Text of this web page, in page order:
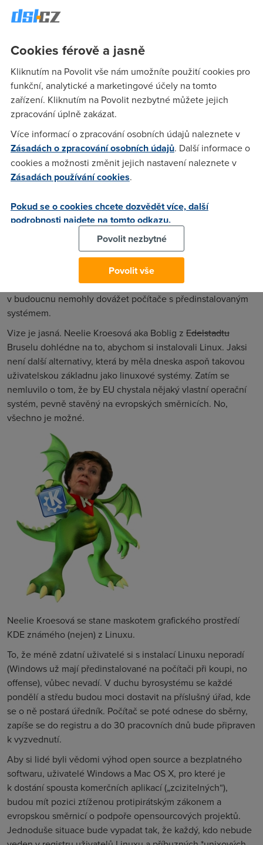
"Plochou stíranou stírači čelního skla" se rozumí plocha
Směrnice Evropského parlamentu a Rady 2008/2/ES ze
dne 15. ledna 2008 o poli výhledu a stíračích čelních skel
kolových zemědělských a lesnických traktorů
(kodifikované znění) Text s významem pro EHP]
Připomnělo mi to jednu větu z lineární algebry o sčítání
souborů podprostorů vektorového prostoru. Ale ta měla
alespoň smysl. (Součtem souboru podprostorů vektorového
prostoru rozumíme lineární obal množinového sjednocení
podprostorů tohoto souboru, kdyby se vás tedy někdo ptal.)
Když v září loňského roku eurokomisařka Neelie Kroesová
prohlásila, že Evropská komise se bude snažit snížit podíl
Windows na trhu operačních systémů, neřekla
pouze, že „nejde prostě říct, že třeba padesát procent je ta
správná hranice. Ale chtěli bychom vidět, jak podíl
(Microsoftu) na trhu výrazně klesá.“Ruk
objevily zprávy, že by se do států Evropské unie snad
v budoucnu nemohly dovážet počítače s předinstalovaným
systémem.
Vize je jasná. Neelie Kroesová aka Boblig z Edelstadtu
Bruselu dohlédne na to, abychom si instalovali Linux. Jaksi
není další alternativy, která by měla dneska aspoň takovou
uživatelskou základnu jako linuxové systémy. Zatím se
nemluvilo o tom, že by EU chystala nějaký vlastní operační
systém, pevně stavěný na evropských směrnicích. No,
všechno je možné.
Neelie Kroesová se stane maskotem grafického prostředí
KDE známého (nejen) z Linuxu.
To, že méně zdatní uživatelé si s instalací Linuxu neporadí
(Windows už mají předinstalované na počítači při koupi, no
offense), vůbec nevadí. V duchu byrosystému se každé
pondělí a středu budou moci dostavit na příslušný úřad, kde
se o ně postará úředník. Počítač se poté odnese do sběrny,
zapíše se do registru a do 30 pracovních dnů bude připraven
k vyzvednutí.
Aby si lidé byli vědomi výhod open source a bezplatného
softwaru, uživatelé Windows a Mac OS X, pro které je
k dostání spousta komerčních aplikací („zcizitelných“),
budou mít pozici ztíženou protipirátským zákonem a
evropskou směrnicí o podpoře opensourcových projektů.
Jednoduše situace bude vypadat tak, že každý, kdo nebude
Cookies férově a jasně
Kliknutím na Povolit vše nám umožníte použití cookies pro
funkční, analytické a marketingové účely na tomto
zařízení. Kliknutím na Povolit nezbytné můžete jejich
zpracování úplně zakázat.
Více informací o zpracování osobních údajů naleznete v
Zásadách o zpracování osobních údajů. Další informace o
cookies a možnosti změnit jejich nastavení naleznete v
Zásadách používání cookies.
Pokud se o cookies chcete dozvědět více, další
podrobnosti najdete na tomto odkazu.
Povolit nezbytné
Povolit vše